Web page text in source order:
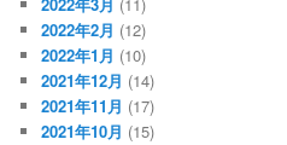
2022年2月 (12)
2022年1月 (10)
2021年12月 (14)
2021年11月 (17)
2021年10月 (15)